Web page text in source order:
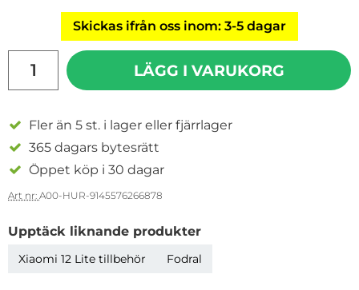
Skickas ifrån oss inom: 3-5 dagar
LÄGG I VARUKORG
Fler än 5 st. i lager eller fjärrlager
365 dagars bytesrätt
Öppet köp i 30 dagar
Art nr: A00-HUR-9145576266878
Upptäck liknande produkter
Xiaomi 12 Lite tillbehör Fodral